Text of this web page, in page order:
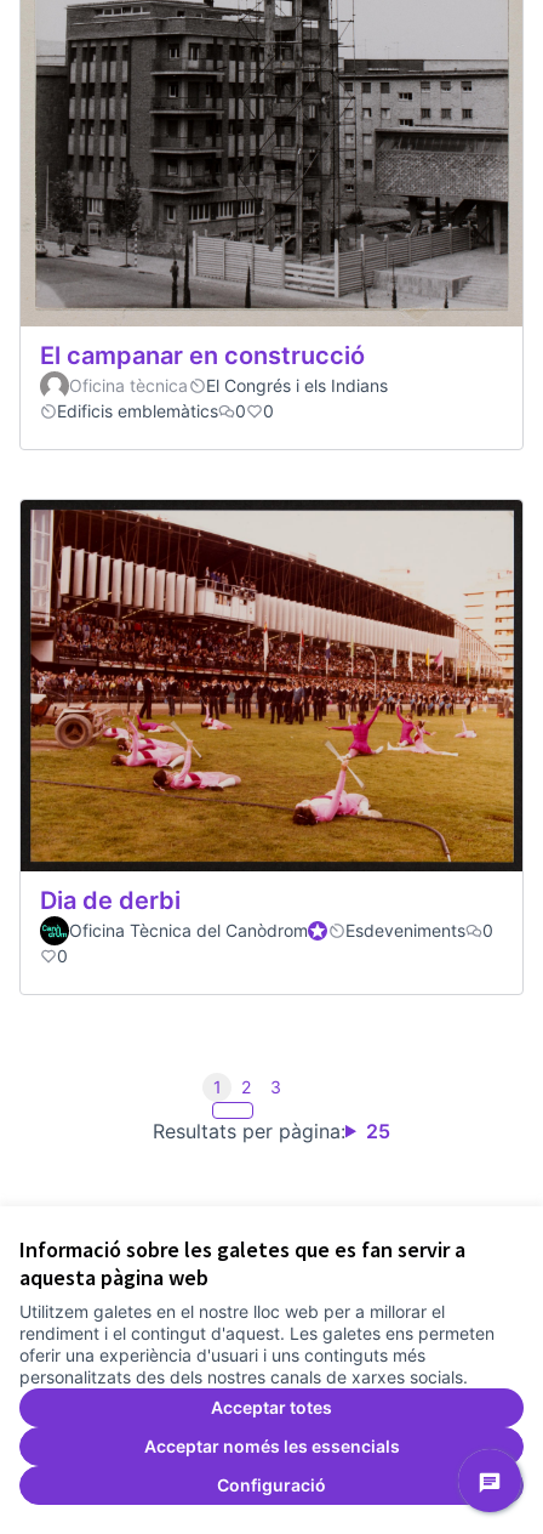
Informació sobre les galetes que es fan servir a
aquesta pàgina web
Utilitzem galetes en el nostre lloc web per a millorar el
rendiment i el contingut d'aquest. Les galetes ens permeten
oferir una experiència d'usuari i uns continguts més
personalitzats des dels nostres canals de xarxes socials.
Acceptar totes
Acceptar només les essencials
Configuració
El campanar en construcció
Oficina tècnica
El Congrés i els Indians
Edificis emblemàtics
0 0
Dia de derbi
Oficina Tècnica del CanòdromParticipant oficial
Esdeveniments
0
0
Resultats per pàgina: 25
1 2 3
Veure tots els records retirats
Termes i condicions d'ús
Configuració de les galetes
Comunitat Canòdrom a Facebook
(Link externo)
Comunitat Canòdrom a Instagram
(Link externo)
Comunitat Canòdrom a YouTube
(Link externo)
Català Elegir el idioma Choose language
(Link externo)